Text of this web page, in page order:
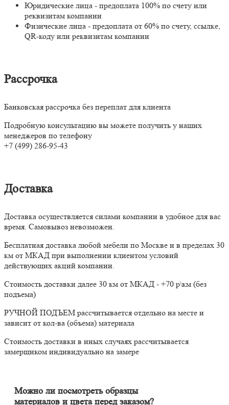
Юридические лица - предоплата 100% по счету или
реквизитам компании
Физические лица - предоплата от 60% по счету, ссылке,
QR-коду или реквизитам компании
Рассрочка
Банковская рассрочка без переплат для клиента
Подробную консультацию вы можете получить у наших
менеджеров по телефону
+7 (499) 286-95-43
Доставка
Доставка осуществляется силами компании в удобное для вас
время. Самовывоз невозможен.
Бесплатная доставка любой мебели по Москве и в пределах 30
км от МКАД при выполнении клиентом условий
действующих акций компании.
Стоимость доставки далее 30 км от МКАД - +70 р\км (без
подъема)
РУЧНОЙ ПОДЪЕМ рассчитывается отдельно на месте и
зависит от кол-ва (объема) материала
Стоимость доставки в иных случаях рассчитывается
замерщиком индивидуально на замере
Можно ли посмотреть образцы
материалов и цвета перед заказом?